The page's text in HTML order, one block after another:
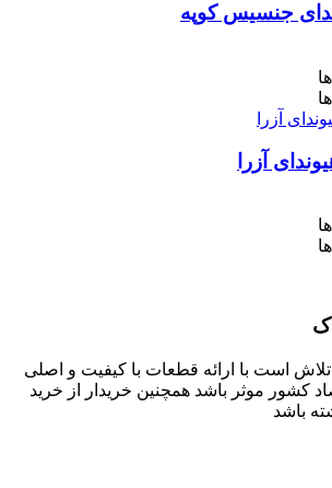
جنسیس کوپه
آزرا
تلاش است با ارائه قطعات با کیفیت و اصلی
کشور موثر باشد همچنین خریدار از خرید
باشد